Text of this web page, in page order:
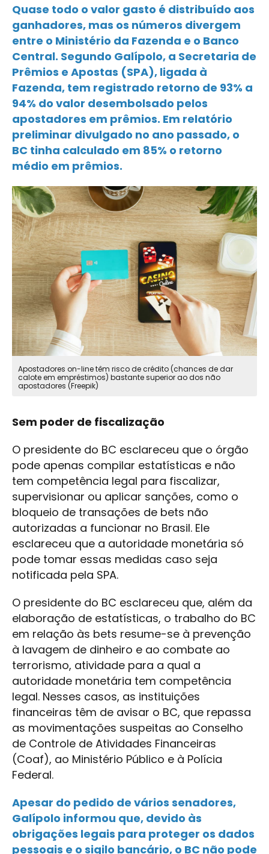
Quase todo o valor gasto é distribuído aos
ganhadores, mas os números divergem
entre o Ministério da Fazenda e o Banco
Central. Segundo Galípolo, a Secretaria de
Prêmios e Apostas (SPA), ligada à
Fazenda, tem registrado retorno de 93% a
94% do valor desembolsado pelos
apostadores em prêmios. Em relatório
preliminar divulgado no ano passado, o
BC tinha calculado em 85% o retorno
médio em prêmios.
Apostadores on-line têm risco de crédito (chances de dar
calote em empréstimos) bastante superior ao dos não
apostadores (Freepik)
Sem poder de fiscalização
O presidente do BC esclareceu que o órgão
pode apenas compilar estatísticas e não
tem competência legal para fiscalizar,
supervisionar ou aplicar sanções, como o
bloqueio de transações de bets não
autorizadas a funcionar no Brasil. Ele
esclareceu que a autoridade monetária só
pode tomar essas medidas caso seja
notificada pela SPA.
O presidente do BC esclareceu que, além da
elaboração de estatísticas, o trabalho do BC
em relação às bets resume-se à prevenção
à lavagem de dinheiro e ao combate ao
terrorismo, atividade para a qual a
autoridade monetária tem competência
legal. Nesses casos, as instituições
financeiras têm de avisar o BC, que repassa
as movimentações suspeitas ao Conselho
de Controle de Atividades Financeiras
(Coaf), ao Ministério Público e à Polícia
Federal.
Apesar do pedido de vários senadores,
Galípolo informou que, devido às
obrigações legais para proteger os dados
pessoais e o sigilo bancário, o BC não pode